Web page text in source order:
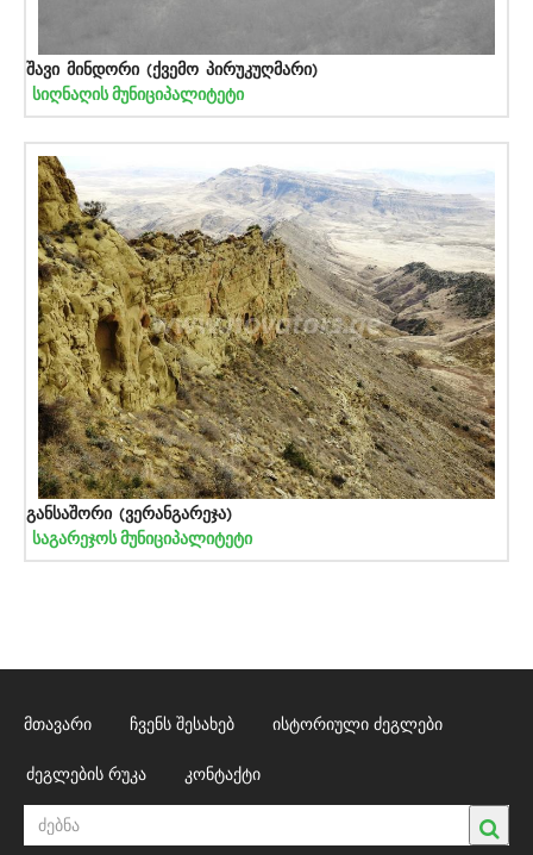
შავი მინდორი (ქვემო პირუკუღმარი)
სიღნაღის მუნიციპალიტეტი
განსაშორი (ვერანგარეჯა)
საგარეჯოს მუნიციპალიტეტი
მთავარი ჩვენს შესახებ ისტორიული ძეგლები
ძეგლების რუკა კონტაქტი